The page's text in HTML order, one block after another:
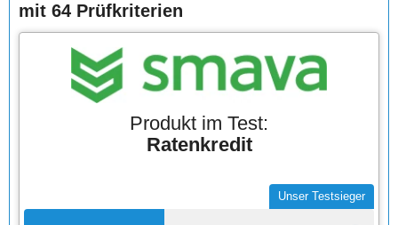
mit 64 Prüfkriterien
Produkt im Test:
Ratenkredit
Unser Testsieger